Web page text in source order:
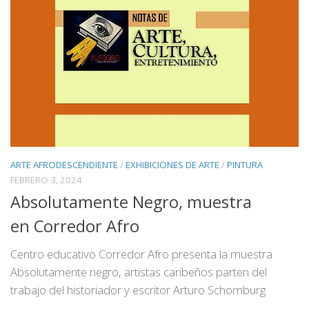
ARTE AFRODESCENDIENTE /EXHIBICIONES DE ARTE /PINTURA
FEBRERO 3, 2024
Absolutamente Negro, muestra
en Corredor Afro
Centro educativo Corredor Afro presenta la muestra
Absolutamente negro, artistas caribeños parten del
trabajo del historiador y escritor Arturo Schomburg